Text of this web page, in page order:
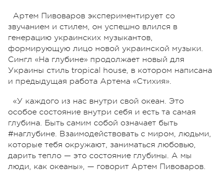
Артем Пивоваров экспериментирует со
звучанием и стилем, он успешно влился в
генерацию украинских музыкантов,
формирующую лицо новой украинской музыки.
Сингл «На глубине» продолжает новый для
Украины стиль tropical house, в котором написана
и предыдущая работа Артема «Стихия».
«У каждого из нас внутри свой океан. Это
особое состояние внутри себя и есть та самая
глубина. Быть самим собой означает быть
#наглубине. Взаимодействовать с миром, людьми,
которые тебя окружают, заниматься любовью,
дарить тепло — это состояние глубины. А мы
люди, как океаны», — говорит Артем Пивоваров.